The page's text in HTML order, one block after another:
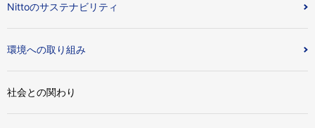
Nittoのサステナビリティ
環境への取り組み
社会との関わり